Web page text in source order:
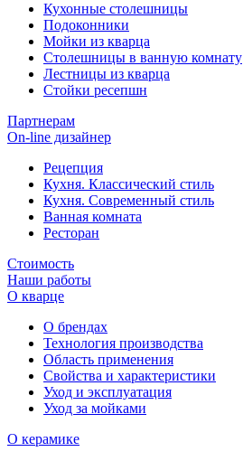
Кухонные столешницы
Подоконники
Мойки из кварца
Столешницы в ванную комнату
Лестницы из кварца
Стойки ресепшн
Партнерам
On-line дизайнер
Рецепция
Кухня. Классический стиль
Кухня. Современный стиль
Ванная комната
Ресторан
Стоимость
Наши работы
О кварце
О брендах
Технология производства
Область применения
Свойства и характеристики
Уход и эксплуатация
Уход за мойками
О керамике